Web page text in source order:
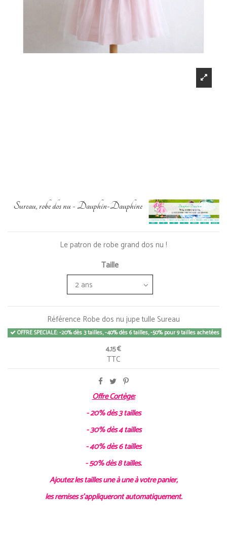
Sureau, robe dos nu - Dauphin-Dauphine
Le patron de robe grand dos nu !
Taille
Référence Robe dos nu jupe tulle Sureau
OFFRE SPECIALE: -20% dès 3 tailles, -40% dès 6 tailles, -50% pour 9 tailles achetées
4,15 €
TTC
Offre Cortège:
- 20% dès 3 tailles
- 30% dès 4 tailles
- 40% dès 6 tailles
- 50% dès 8 tailles.
Ajoutez les tailles une à une à votre panier,
les remises s'appliqueront automatiquement.